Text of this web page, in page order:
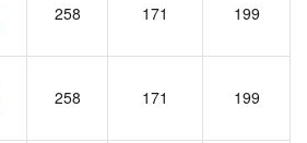
258 171 199
258 171 199